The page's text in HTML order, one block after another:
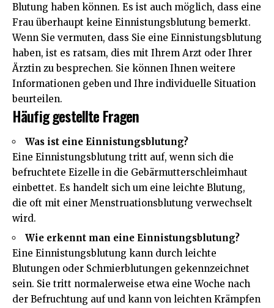
Blutung haben können. Es ist auch möglich, dass eine
Frau überhaupt keine Einnistungsblutung bemerkt.
Wenn Sie vermuten, dass Sie eine Einnistungsblutung
haben, ist es ratsam, dies mit Ihrem Arzt oder Ihrer
Ärztin zu besprechen. Sie können Ihnen weitere
Informationen geben und Ihre individuelle Situation
beurteilen.
Häufig gestellte Fragen
Was ist eine Einnistungsblutung?
Eine Einnistungsblutung tritt auf, wenn sich die
befruchtete Eizelle in die Gebärmutterschleimhaut
einbettet. Es handelt sich um eine leichte Blutung,
die oft mit einer Menstruationsblutung verwechselt
wird.
Wie erkennt man eine Einnistungsblutung?
Eine Einnistungsblutung kann durch leichte
Blutungen oder Schmierblutungen gekennzeichnet
sein. Sie tritt normalerweise etwa eine Woche nach
der Befruchtung auf und kann von leichten Krämpfen